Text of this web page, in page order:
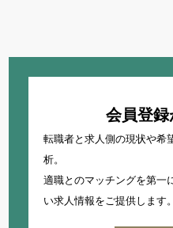
会員登
転職者と求人側の現状や希
析。
適職とのマッチングを第一
い求人情報をご提供します。